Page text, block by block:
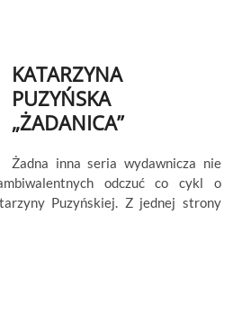
KATARZYNA
PUZYŃSKA
„ŻADANICA”
Żadna inna seria wydawnicza nie
odczuć co cykl o
Puzyńskiej. Z jednej strony